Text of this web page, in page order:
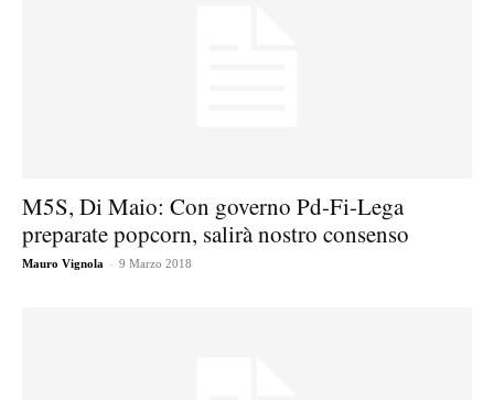
M5S, Di Maio: Con governo Pd-Fi-Lega
preparate popcorn, salirà nostro consenso
Mauro Vignola - 9 Marzo 2018